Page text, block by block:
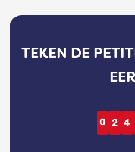
TEKEN DE